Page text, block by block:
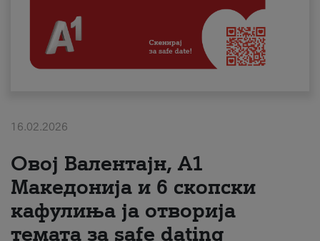
Поддршка
Надополни кредит
Плати сметка
#ПодобарОнлајн
16.02.2026
Овој Валентајн, A1
Македонија и 6 скопски
кафулиња ја отворија
темата за safe dating